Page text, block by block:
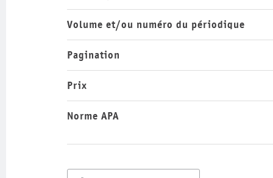
Volume et/ou numéro du périodique
Pagination
Prix
Norme APA